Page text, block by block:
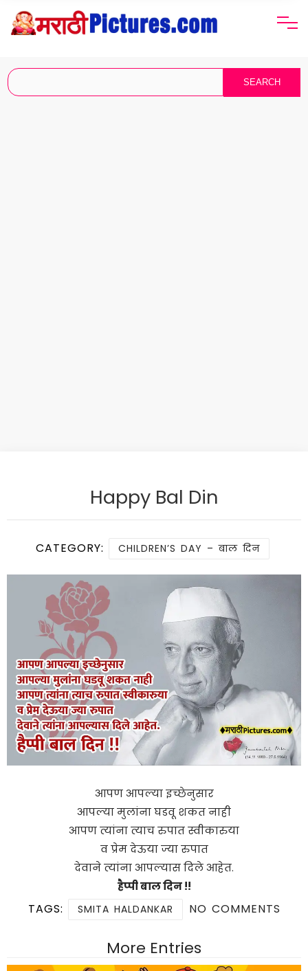
Happy Bal Din
CATEGORY: CHILDREN’S DAY – बाल दिन
आपण आपल्या इच्छेनुसार
आपल्या मुलांना घडवू शकत नाही
आपण त्यांना त्याच रुपात स्वीकारुया
व प्रेम देऊया ज्या रुपात
देवाने त्यांना आपल्यास दिले आहेत.
हैप्पी बाल दिन !!
TAGS: SMITA HALDANKAR NO COMMENTS
More Entries